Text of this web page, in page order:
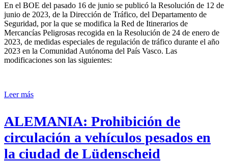
En el BOE del pasado 16 de junio se publicó la Resolución de 12 de
junio de 2023, de la Dirección de Tráfico, del Departamento de
Seguridad, por la que se modifica la Red de Itinerarios de
Mercancías Peligrosas recogida en la Resolución de 24 de enero de
2023, de medidas especiales de regulación de tráfico durante el año
2023 en la Comunidad Autónoma del País Vasco. Las
modificaciones son las siguientes:
Leer más
ALEMANIA: Prohibición de
circulación a vehículos pesados en
la ciudad de Lüdenscheid